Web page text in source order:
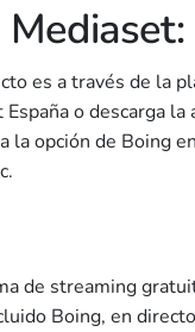
es a través de la
o descarga
la opción de Boing
de streaming
Boing, en